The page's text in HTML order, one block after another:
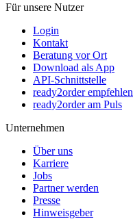
Für unsere Nutzer
Login
Kontakt
Beratung vor Ort
Download als App
API-Schnittstelle
ready2order empfehlen
ready2order am Puls
Unternehmen
Über uns
Karriere
Jobs
Partner werden
Presse
Hinweisgeber